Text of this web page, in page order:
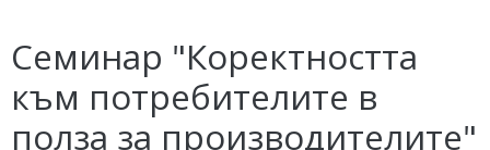
Семинар "Коректността
към потребителите в
полза за производителите"